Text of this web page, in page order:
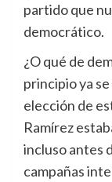
partido que
democrático.
¿O qué de
principio ya
elección de
Ramírez
incluso antes
campañas